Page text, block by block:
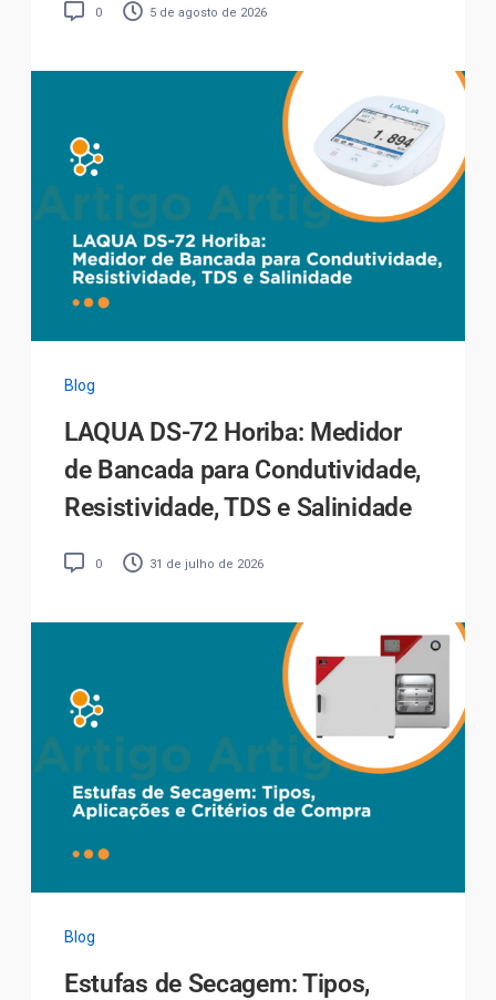
0 5 de agosto de 2026
Blog
LAQUA DS-72 Horiba: Medidor
de Bancada para Condutividade,
Resistividade, TDS e Salinidade
0 31 de julho de 2026
Blog
Estufas de Secagem: Tipos,